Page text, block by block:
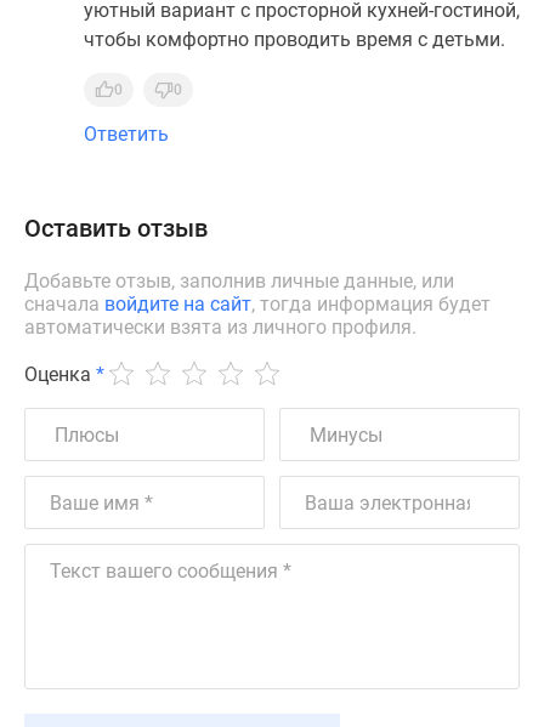
уютный вариант с просторной кухней-гостиной,
чтобы комфортно проводить время с детьми.
0 0
Ответить
Оставить отзыв
Добавьте отзыв, заполнив личные данные, или
сначала войдите на сайт, тогда информация будет
автоматически взята из личного профиля.
Оценка *